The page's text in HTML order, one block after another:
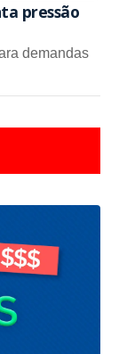
pressão
demandas